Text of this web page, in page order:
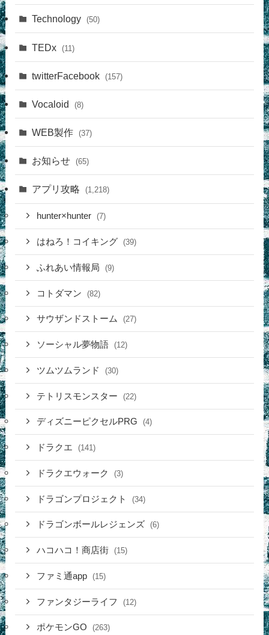
Technology (50)
TEDx (11)
twitterFacebook (157)
Vocaloid (8)
WEB製作 (37)
お知らせ (65)
アプリ攻略 (1,218)
hunter×hunter (7)
はねろ！コイキング (39)
ふれあい情報局 (9)
コトダマン (82)
サウザンドストーム (27)
ソーシャル夢物語 (12)
ツムツムランド (30)
テトリスモンスター (22)
ディズニーピクセルPRG (4)
ドラクエ (141)
ドラクエウォーク (3)
ドラゴンプロジェクト (34)
ドラゴンボールレジェンズ (6)
ハコハコ！商店街 (15)
ファミ通app (15)
ファンタジーライフ (12)
ポケモンGO (263)